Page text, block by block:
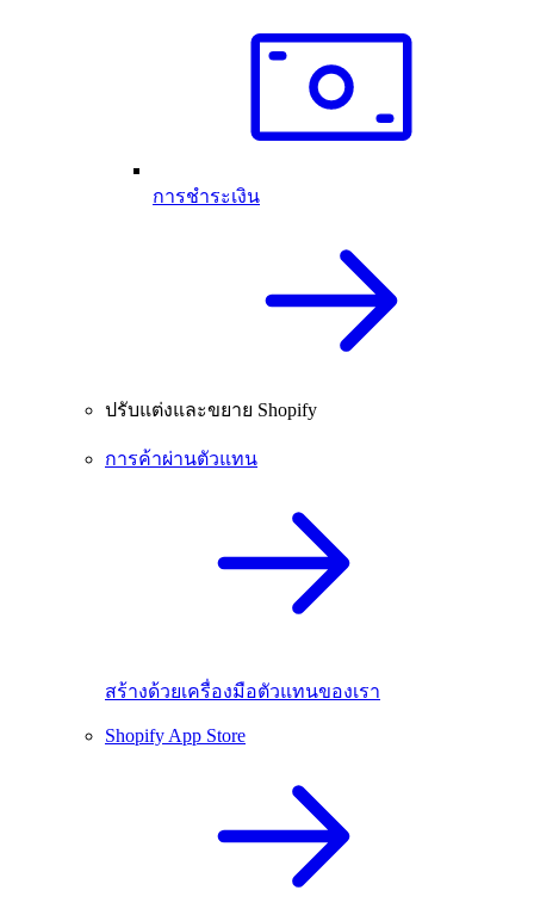
การชำระเงิน
ปรับแต่งและขยาย Shopify
การค้าผ่านตัวแทน
สร้างด้วยเครื่องมือตัวแทนของเรา
Shopify App Store